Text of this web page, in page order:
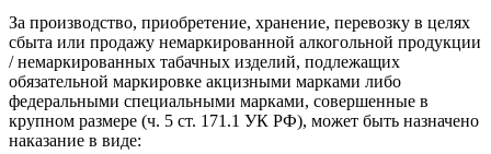
За производство, приобретение, хранение, перевозку в целях
сбыта или продажу немаркированной алкогольной продукции
/ немаркированных табачных изделий, подлежащих
обязательной маркировке акцизными марками либо
федеральными специальными марками, совершенные в
крупном размере (ч. 5 ст. 171.1 УК РФ), может быть назначено
наказание в виде: